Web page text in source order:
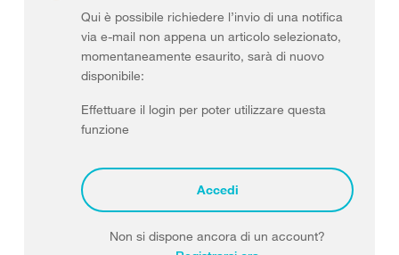
Qui è possibile richiedere l’invio di una notifica
via e-mail non appena un articolo selezionato,
momentaneamente esaurito, sarà di nuovo
disponibile:
Effettuare il login per poter utilizzare questa
funzione
Accedi
Non si dispone ancora di un account?